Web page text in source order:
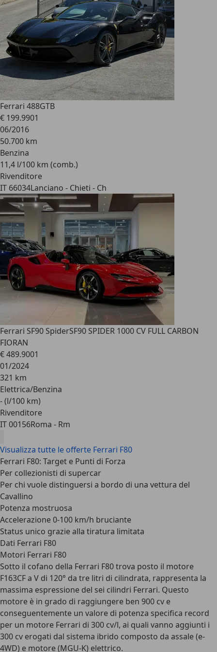
Ferrari 488GTB
€ 199.9901
06/2016
50.700 km
Benzina
11,4 l/100 km (comb.)
Rivenditore
IT 66034Lanciano - Chieti - Ch
Ferrari SF90 SpiderSF90 SPIDER 1000 CV FULL CARBON
FIORAN
€ 489.9001
01/2024
321 km
Elettrica/Benzina
- (l/100 km)
Rivenditore
IT 00156Roma - Rm
Visualizza tutte le offerte Ferrari F80
Ferrari F80: Target e Punti di Forza
Per collezionisti di supercar
Per chi vuole distinguersi a bordo di una vettura del
Cavallino
Potenza mostruosa
Accelerazione 0-100 km/h bruciante
Status unico grazie alla tiratura limitata
Dati Ferrari F80
Motori Ferrari F80
Sotto il cofano della Ferrari F80 trova posto il motore
F163CF a V di 120° da tre litri di cilindrata, rappresenta la
massima espressione del sei cilindri Ferrari. Questo
motore è in grado di raggiungere ben 900 cv e
conseguentemente un valore di potenza specifica record
per un motore Ferrari di 300 cv/l, ai quali vanno aggiunti i
300 cv erogati dal sistema ibrido composto da assale (e-
4WD) e motore (MGU-K) elettrico.